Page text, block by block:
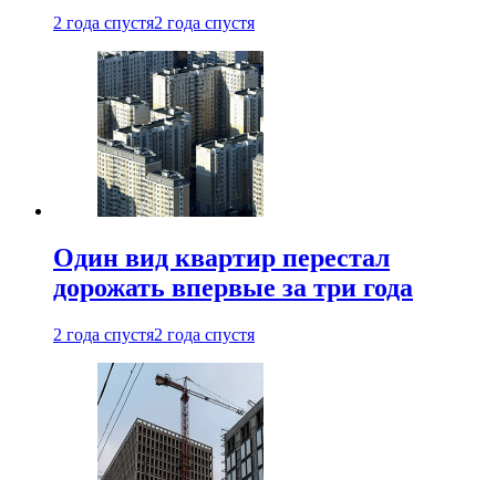
2 года спустя2 года спустя
Один вид квартир перестал
дорожать впервые за три года
2 года спустя2 года спустя